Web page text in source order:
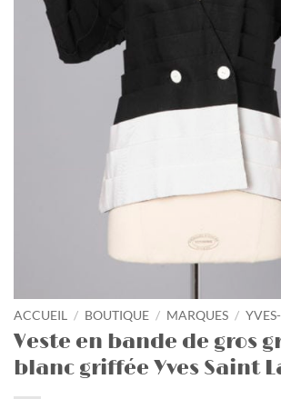
ACCUEIL / BOUTIQUE / MARQUES /
Veste en bande de gros
blanc griffée Yves Saint